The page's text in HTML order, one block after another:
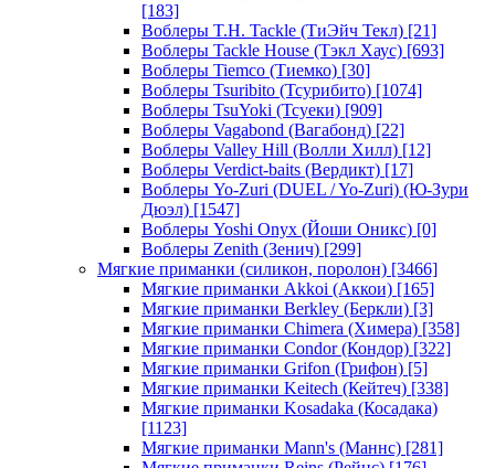
[183]
Воблеры T.H. Tackle (ТиЭйч Текл) [21]
Воблеры Tackle House (Тэкл Хаус) [693]
Воблеры Tiemco (Тиемко) [30]
Воблеры Tsuribito (Тсурибито) [1074]
Воблеры TsuYoki (Тсуеки) [909]
Воблеры Vagabond (Вагабонд) [22]
Воблеры Valley Hill (Волли Хилл) [12]
Воблеры Verdict-baits (Вердикт) [17]
Воблеры Yo-Zuri (DUEL / Yo-Zuri) (Ю-Зури
Дюэл) [1547]
Воблеры Yoshi Onyx (Йоши Оникс) [0]
Воблеры Zenith (Зенич) [299]
Мягкие приманки (силикон, поролон) [3466]
Мягкие приманки Akkoi (Аккои) [165]
Мягкие приманки Berkley (Беркли) [3]
Мягкие приманки Chimera (Химера) [358]
Мягкие приманки Condor (Кондор) [322]
Мягкие приманки Grifon (Грифон) [5]
Мягкие приманки Keitech (Кейтеч) [338]
Мягкие приманки Kosadaka (Косадака)
[1123]
Мягкие приманки Mann's (Маннс) [281]